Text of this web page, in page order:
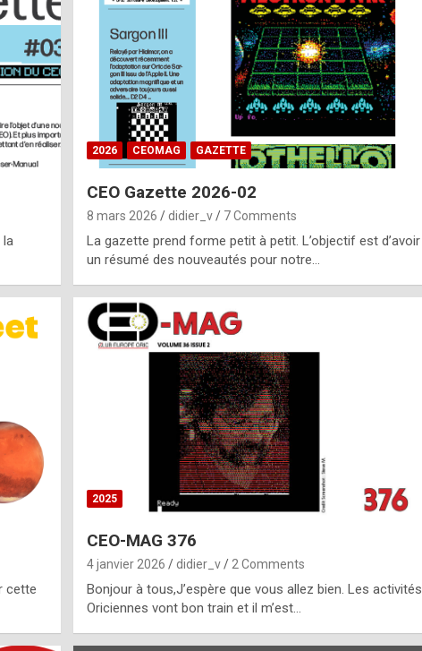
la
2026 CEOMAG GAZETTE
CEO Gazette 2026-02
8 mars 2026 didier_v 7 Comments
La gazette prend forme petit à petit. L’objectif est d’avoir
un résumé des nouveautés pour notre…
cette
2025
CEO-MAG 376
4 janvier 2026 didier_v 2 Comments
Bonjour à tous,J’espère que vous allez bien. Les activités
Oriciennes vont bon train et il m’est…